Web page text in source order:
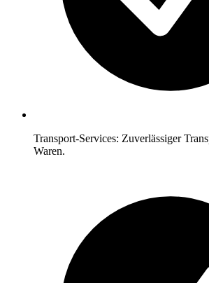
Transport-Services: Zuverlässiger
Waren.